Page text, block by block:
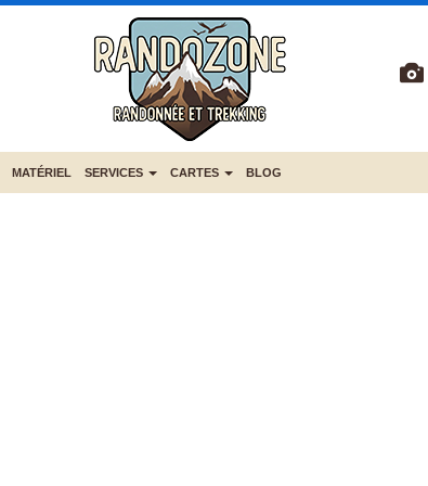
MATÉRIEL SERVICES CARTES BLOG